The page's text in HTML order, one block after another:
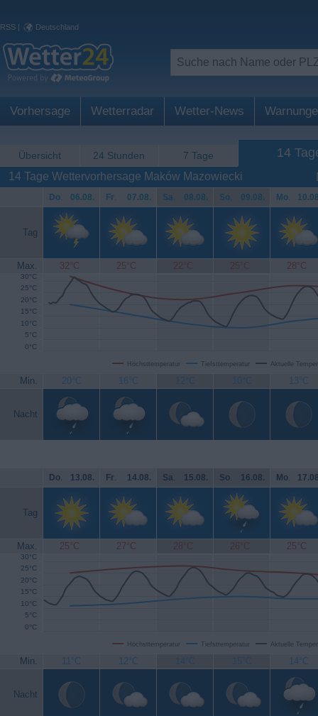
RSS | Deutschland
Vorhersage Wetterradar Wetter-News
Übersicht 24 Stunden 7 Tage 14
14 Tage Wettervorhersage Maków Mazowiecki
Do. 06.08. Fr. 07.08. Sa. 08.08. So. 09.08. Mo.
Tag
Max. 32°C 25°C 22°C 25°C 28°C
Höchsttemperatur Tiefsttemperatur Aktuelle
0°C
5°C
10°C
15°C
20°C
25°C
30°C
Min. 20°C 16°C 12°C 10°C 13°C
Nacht
Do. 13.08. Fr. 14.08. Sa. 15.08. So. 16.08. Mo.
Tag
Max. 25°C 27°C 28°C 26°C 25°C
Höchsttemperatur Tiefsttemperatur Aktuelle
0°C
5°C
10°C
15°C
20°C
25°C
30°C
Min. 11°C 12°C 14°C 15°C 14°C
Nacht